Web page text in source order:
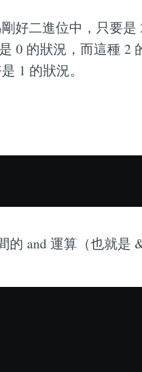
好二進位中，只要
0 的狀況，而這種 2
1 的狀況。
的 and 運算（也就是